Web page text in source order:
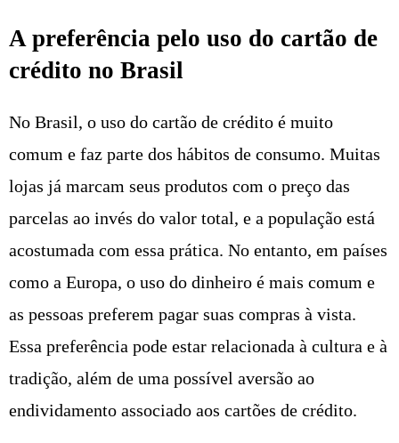
A preferência pelo uso do cartão de
crédito no Brasil
No Brasil, o uso do cartão de crédito é muito
comum e faz parte dos hábitos de consumo. Muitas
lojas já marcam seus produtos com o preço das
parcelas ao invés do valor total, e a população está
acostumada com essa prática. No entanto, em países
como a Europa, o uso do dinheiro é mais comum e
as pessoas preferem pagar suas compras à vista.
Essa preferência pode estar relacionada à cultura e à
tradição, além de uma possível aversão ao
endividamento associado aos cartões de crédito.